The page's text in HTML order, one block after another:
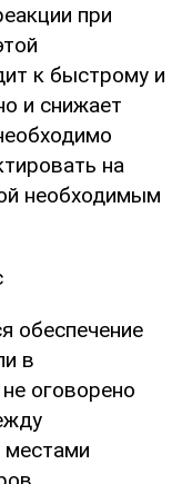
при
к быстрому и
и снижает
на
необходимым
обеспечение
в
оговорено
местами